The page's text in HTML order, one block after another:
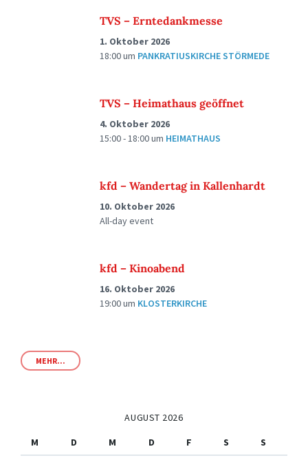
TVS – Erntedankmesse
1. Oktober 2026
18:00um PANKRATIUSKIRCHE STÖRMEDE
TVS – Heimathaus geöffnet
4. Oktober 2026
15:00 - 18:00um HEIMATHAUS
kfd – Wandertag in Kallenhardt
10. Oktober 2026
All-day event
kfd – Kinoabend
16. Oktober 2026
19:00um KLOSTERKIRCHE
MEHR...
AUGUST 2026
M
D M D F S
S